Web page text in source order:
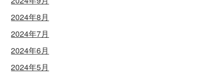
2024年8月
2024年7月
2024年6月
2024年5月